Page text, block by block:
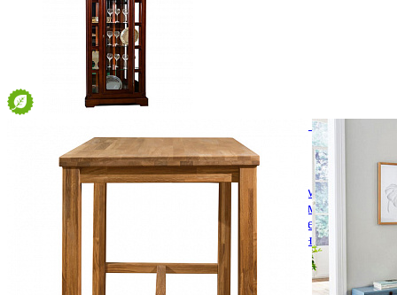
Шкаф с витриной "Полонез" ММ-174-01/01 правый
119 650 ₽
В корзину
Спальня
Деревянные кровати с подъемным механизмом
Кровати односпальные с подъемным механизмом
Кровати двуспальные с подъемным механизмом
Кровати полутороспальные с подъемным
Зеркала
Комоды
Кровати двуспальные